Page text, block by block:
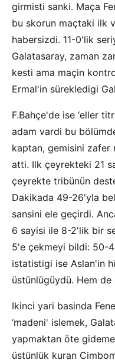
girmisti sanki. Maça
bu skorun maçtaki ilk
habersizdi. 11-0'lik
Galatasaray, zaman
kesti ama maçin
Ermal'in sürekledigi
F.Bahçe'de ise ‘eller
adam vardi bu
kaptan, gemisini
atti. Ilk çeyrekteki 21
çeyrekte tribünün
Dakikada 49-26'yla
sansini ele geçirdi.
6 sayisi ile 8-2'lik bir
5'e çekmeyi bildi: 50-
istatistigi ise Aslan'in
üstünlügüydü. Hem
Ikinci yari basinda
‘madeni' islemek,
yapmaktan öte
üstünlük kuran